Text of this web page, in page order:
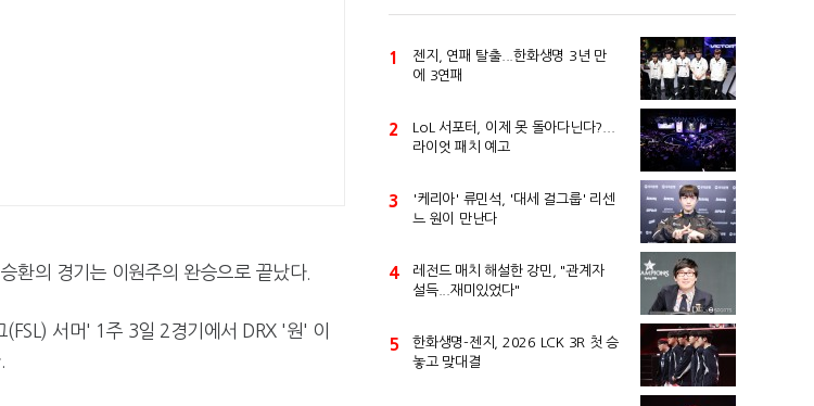
환의 경기는 이원주의 완승으로 끝났다.
서머' 1주 3일 2경기에서 DRX '원' 이
1
젠지, 연패 탈출...한화생명 3년 만
에 3연패
2
LoL 서포터, 이제 못 돌아다닌다?...
라이엇 패치 예고
3
'케리아' 류민석, '대세 걸그룹' 리센
느 원이 만난다
4
레전드 매치 해설한 강민, "관계자
설득...재미있었다"
5
한화생명-젠지, 2026 LCK 3R 첫 승
놓고 맞대결